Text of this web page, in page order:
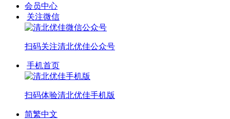
会员中心
关注微信
扫码关注清北优佳公众号
手机首页
扫码体验清北优佳手机版
简繁中文